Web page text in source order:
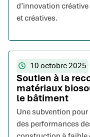
d’innovation
et créatives.
10 octobre 2025
Soutien à la
matériaux
le bâtiment
Une subvention
des performances